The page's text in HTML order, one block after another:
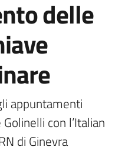
delle
appuntamenti
con l’Italian
di Ginevra